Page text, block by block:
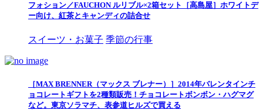
フォション／FAUCHON ルリブル×2箱セット［高島屋］ホワイトデ
ー向け、紅茶とキャンディの詰合せ
スイーツ・お菓子 季節の行事
［MAX BRENNER（マックス ブレナー）］2014年バレンタインチ
ョコレートギフトを2種類販売！チョコレートボンボン・ハグマグ
など。東京ソラマチ、表参道ヒルズで買える